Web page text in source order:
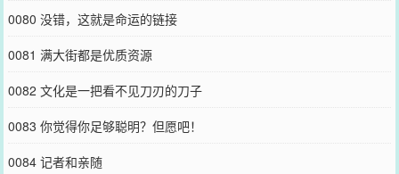
0080 没错，这就是命运的链接
0081 满大街都是优质资源
0082 文化是一把看不见刀刃的刀子
0083 你觉得你足够聪明？但愿吧！
0084 记者和亲随